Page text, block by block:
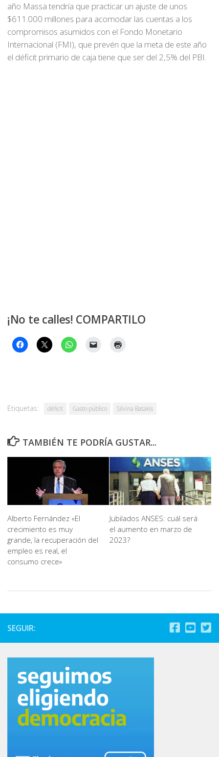
año Massa tendría que practicar un ajuste de unos
$611.000 millones para acomodar las cuentas a los
compromisos asumidos con el Fondo Monetario
Internacional (FMI), que prevén que la meta de este año
el déficit primario de caja tiene que ser del 2,5% del PBI.
¡No te calles! COMPARTILO
Etiquetas: déficit Gasto público Silvina Batakis
TAMBIÉN TE PODRÍA GUSTAR...
Alberto Fernández «El
crecimiento es muy
grande, la recuperación del
empleo es real, el
consumo crece»
Jubilados ANSES: cuál será
el aumento en marzo de
2023?
SEGUIR: